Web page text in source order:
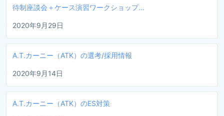
待制座談会＋ケース演習ワークショップ...
2020年9月29日
A.T.カーニー（ATK）の選考/採用情報
2020年9月14日
A.T.カーニー（ATK）のES対策